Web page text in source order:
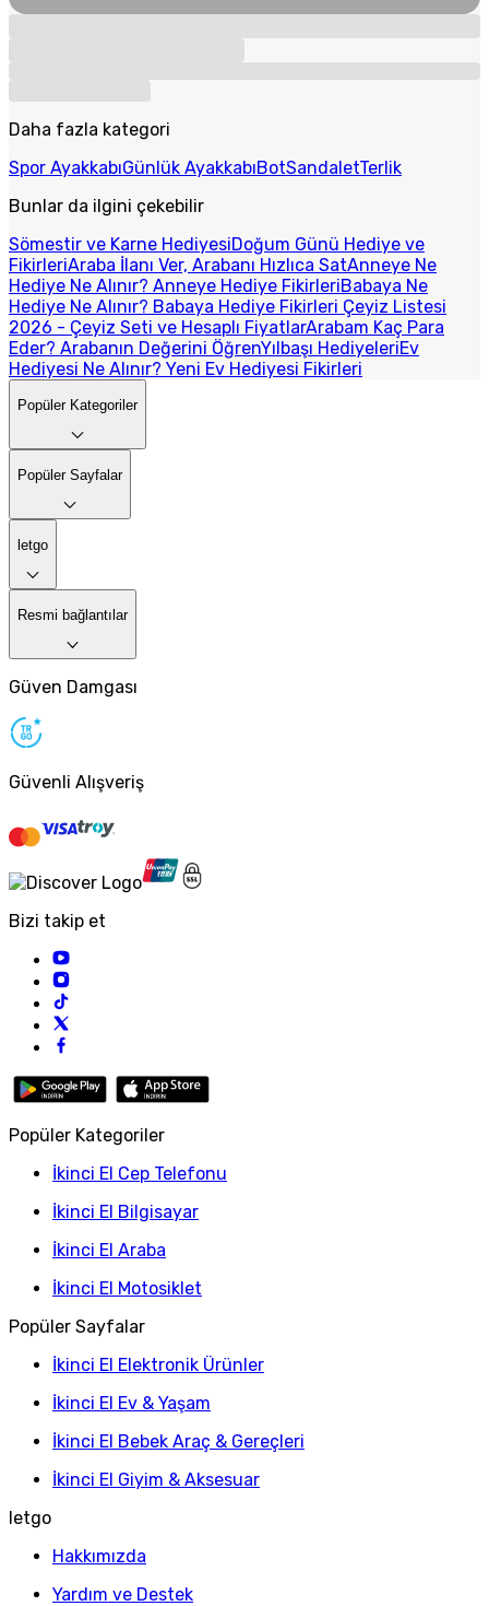
Daha fazla kategori
Spor AyakkabıGünlük AyakkabıBotSandaletTerlik
Bunlar da ilgini çekebilir
Sömestir ve Karne HediyesiDoğum Günü Hediye ve
FikirleriAraba İlanı Ver, Arabanı Hızlıca SatAnneye Ne
Hediye Ne Alınır? Anneye Hediye FikirleriBabaya Ne
Hediye Ne Alınır? Babaya Hediye Fikirleri Çeyiz Listesi
2026 - Çeyiz Seti ve Hesaplı FiyatlarArabam Kaç Para
Eder? Arabanın Değerini ÖğrenYılbaşı HediyeleriEv
Hediyesi Ne Alınır? Yeni Ev Hediyesi Fikirleri
Popüler Kategoriler
Popüler Sayfalar
letgo
Resmi bağlantılar
Güven Damgası
Güvenli Alışveriş
Bizi takip et
Popüler Kategoriler
İkinci El Cep Telefonu
İkinci El Bilgisayar
İkinci El Araba
İkinci El Motosiklet
Popüler Sayfalar
İkinci El Elektronik Ürünler
İkinci El Ev & Yaşam
İkinci El Bebek Araç & Gereçleri
İkinci El Giyim & Aksesuar
letgo
Hakkımızda
Yardım ve Destek